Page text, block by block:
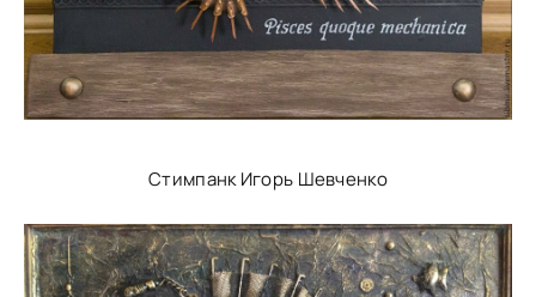
Стимпанк Игорь Шевченко